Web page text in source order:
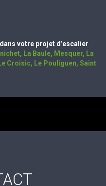
votre projet d’escalier
, La Baule, Mesquer, La
Croisic, Le Pouliguen, Saint